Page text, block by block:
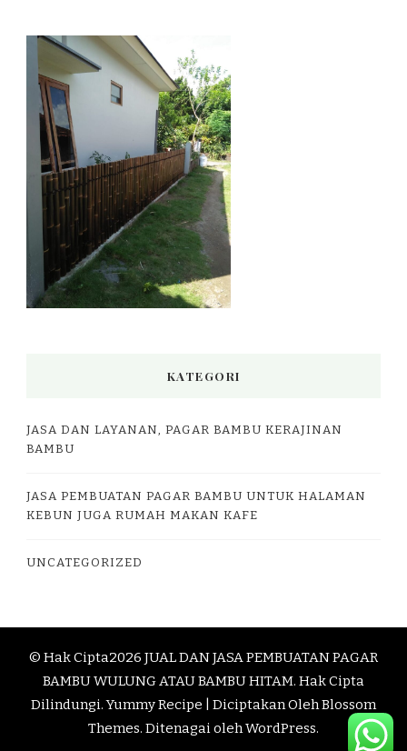
KATEGORI
JASA DAN LAYANAN, PAGAR BAMBU KERAJINAN
BAMBU
JASA PEMBUATAN PAGAR BAMBU UNTUK HALAMAN
KEBUN JUGA RUMAH MAKAN KAFE
UNCATEGORIZED
© Hak Cipta2026 JUAL DAN JASA PEMBUATAN PAGAR
BAMBU WULUNG ATAU BAMBU HITAM. Hak Cipta
Dilindungi.Yummy Recipe | Diciptakan OlehBlossom
Themes. Ditenagai olehWordPress.